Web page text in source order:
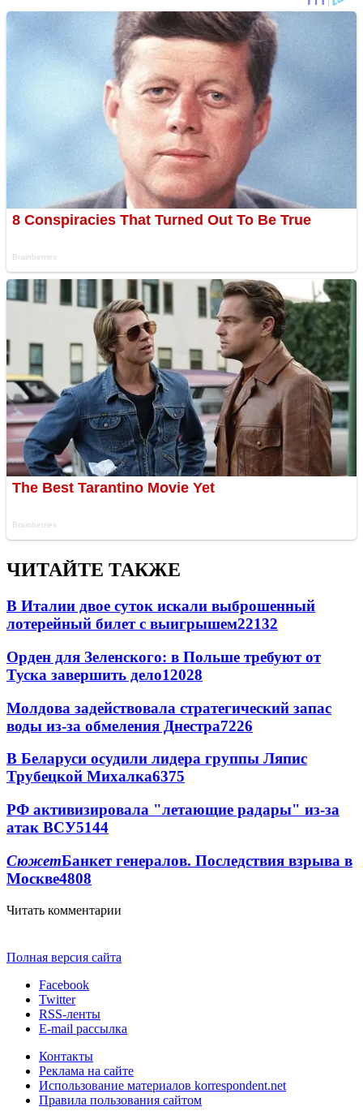
ЧИТАЙТЕ ТАКЖЕ
В Италии двое суток искали выброшенный
лотерейный билет с выигрышем22132
Орден для Зеленского: в Польше требуют от
Туска завершить дело12028
Молдова задействовала стратегический запас
воды из-за обмеления Днестра7226
В Беларуси осудили лидера группы Ляпис
Трубецкой Михалка6375
РФ активизировала "летающие радары" из-за
атак ВСУ5144
СюжетБанкет генералов. Последствия взрыва в
Москве4808
Читать комментарии
Полная версия сайта
Facebook
Twitter
RSS-ленты
E-mail рассылка
Контакты
Реклама на сайте
Использование материалов korrespondent.net
Правила пользования сайтом